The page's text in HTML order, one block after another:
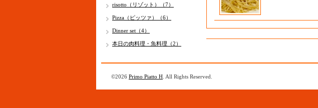
risotto（リゾット）（7）
Pizza（ピッツァ）（6）
Dinner set（4）
本日の肉料理・魚料理（2）
©2026 Primo Piatto H . All Rights Reserved.